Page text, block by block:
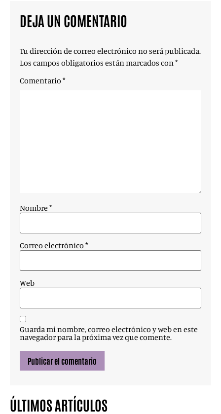
DEJA UN COMENTARIO
Tu dirección de correo electrónico no será publicada.
Los campos obligatorios están marcados con*
Comentario *
Nombre *
Correo electrónico *
Web
Guarda mi nombre, correo electrónico y web en este
navegador para la próxima vez que comente.
ÚLTIMOS ARTÍCULOS